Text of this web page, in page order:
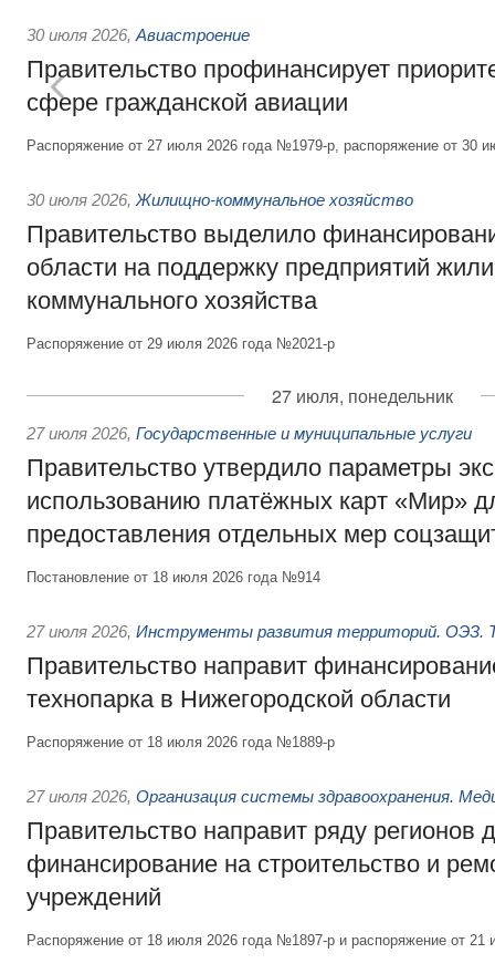
30 июля 2026, Авиастроение
Правительство профинансирует
сфере гражданской авиации
Распоряжение от 27 июля 2026 года №1979-р, распоряжение от 30
30 июля 2026, Жилищно-коммунальное хозяйство
Правительство выделило
области на поддержку предприятий
коммунального хозяйства
Распоряжение от 29 июля 2026 года №2021-р
27 июля, понедельник
27 июля 2026, Государственные и муниципальные услуги
Правительство утвердило параметры
использованию платёжных карт «Мир»
предоставления отдельных мер
Постановление от 18 июля 2026 года №914
27 июля 2026, Инструменты развития территорий. ОЭЗ.
Правительство направит
технопарка в Нижегородской области
Распоряжение от 18 июля 2026 года №1889-р
27 июля 2026, Организация системы здравоохранения.
Правительство направит ряду регионов
финансирование на строительство и
учреждений
Распоряжение от 18 июля 2026 года №1897-р и распоряжение от